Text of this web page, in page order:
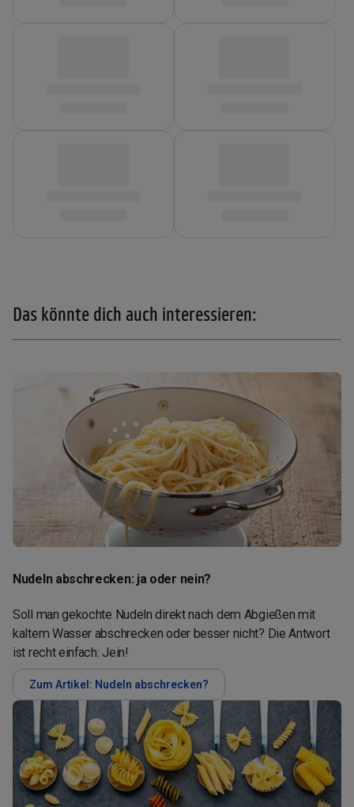
Das könnte dich auch interessieren:
Nudeln abschrecken: ja oder nein?
Soll man gekochte Nudeln direkt nach dem Abgießen mit
kaltem Wasser abschrecken oder besser nicht? Die Antwort
ist recht einfach: Jein!
Zum Artikel: Nudeln abschrecken?